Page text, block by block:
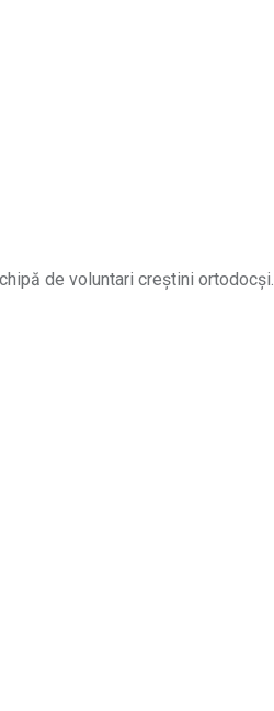
de voluntari creștini ortodocși.